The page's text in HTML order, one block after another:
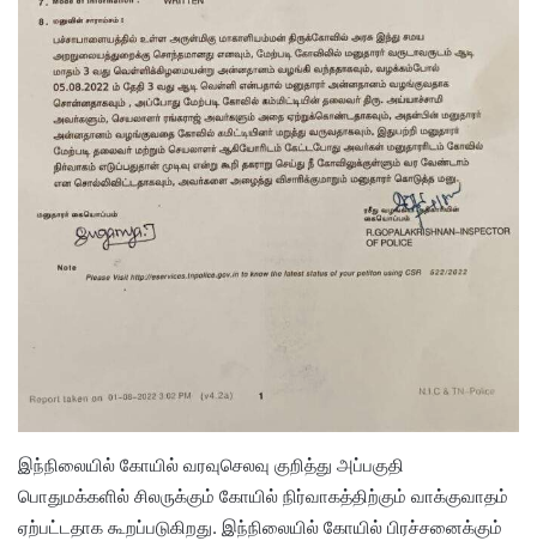
இந்நிலையில் கோயில் வரவுசெலவு குறித்து அப்பகுதி
பொதுமக்களில் சிலருக்கும் கோயில் நிர்வாகத்திற்கும் வாக்குவாதம்
ஏற்பட்டதாக கூறப்படுகிறது. இந்நிலையில் கோயில் பிரச்சனைக்கும்